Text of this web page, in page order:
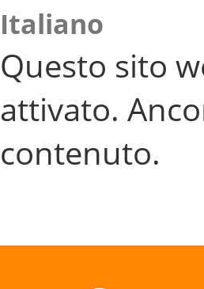
Italiano
Questo sito
attivato.
contenuto.